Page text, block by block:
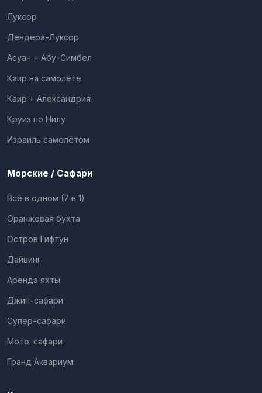
Луксор
Дендера-Луксор
Асуан + Абу-Симбел
Каир на самолёте
Каир + Александрия
Круиз по Нилу
Израиль самолётом
Морские / Сафари
Всё в одном (7 в 1)
Оранжевая бухта
Остров Гифтун
Дайвинг
Аренда яхты
Джип-сафари
Супер-сафари
Мото-сафари
Гранд Аквариум